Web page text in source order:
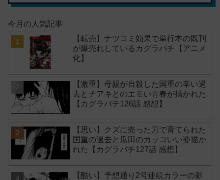
今月の人気記事
【転売】ナツコミ効果で単行本の既刊
が爆売れしているカグラバチ【アニメ
化】
【激重】母親が自殺した国重の辛い過
去とチアキとのエモい青春が描かれた
【カグラバチ126話 感想】
【思い】クズに売った刀で育てられた
国重の過去と瓜田のカッコいい姿描か
れた【カグラバチ127話 感想】
【酷い】予想通り2号連続カラーの影